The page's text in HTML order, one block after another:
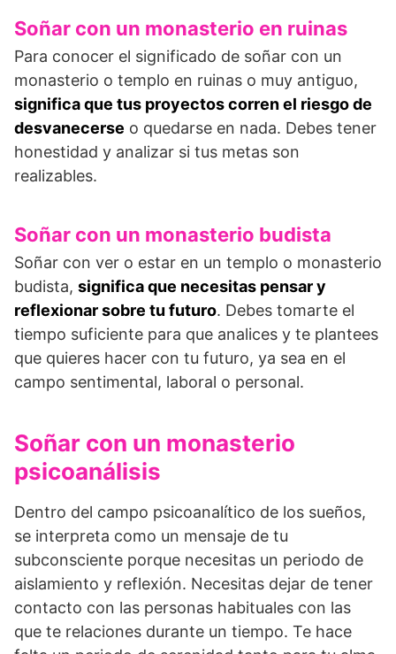
Soñar con un monasterio en ruinas
Para conocer el significado de soñar con un
monasterio o templo en ruinas o muy antiguo,
significa que tus proyectos corren el riesgo de
desvanecerse o quedarse en nada. Debes tener
honestidad y analizar si tus metas son
realizables.
Soñar con un monasterio budista
Soñar con ver o estar en un templo o monasterio
budista, significa que necesitas pensar y
reflexionar sobre tu futuro. Debes tomarte el
tiempo suficiente para que analices y te plantees
que quieres hacer con tu futuro, ya sea en el
campo sentimental, laboral o personal.
Soñar con un monasterio
psicoanálisis
Dentro del campo psicoanalítico de los sueños,
se interpreta como un mensaje de tu
subconsciente porque necesitas un periodo de
aislamiento y reflexión. Necesitas dejar de tener
contacto con las personas habituales con las
que te relaciones durante un tiempo. Te hace